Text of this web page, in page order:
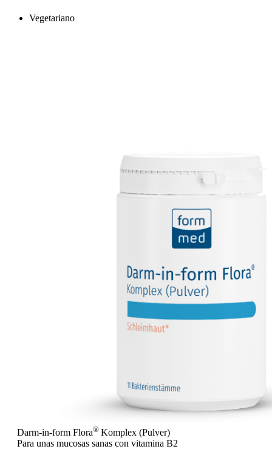
Vegetariano
Darm-in-form Flora® Komplex (Pulver)
Para unas mucosas sanas con vitamina B2